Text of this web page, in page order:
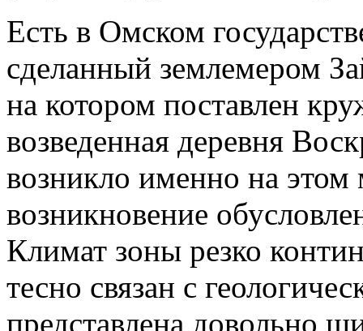
Есть в Омском
сделан­ный землемером
на котором по­ставлен
возведенная деревня
возникло именно на этом
возникновение
Климат зоны резко
тесно связан с
представлена довольно